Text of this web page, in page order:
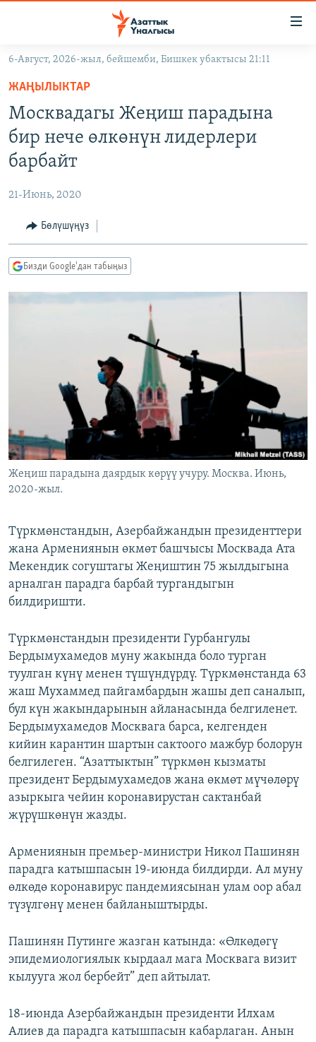
Навигацияга
өтүңүз
Издөөгө
салыңыз
САЯСАТ
МАДАНИЯТ
ДҮЙНӨ
ДҮЙНӨ
УКРАИНА
ТВ ПРОГРАММАЛАР
БҮГҮН АЗАТТЫКТА
ДАНИСТЕ
ЫҢГАЙСЫЗ СУРООЛОР
ПОДКАСТ
Русский
ЭЕ/АРнун бардык сайттары
6-Август, 2026-жыл, бейшемби, Бишкек убактысы 21:11
ЖАҢЫЛЫКТАР
Москвадагы Жеңиш парадына
бир нече өлкөнүн лидерлери
барбайт
21-Июнь, 2020
Бөлүшүңүз
Бизди Google'дан табыңыз
Жеңиш парадына даярдык көрүү учуру. Москва. Июнь,
2020-жыл.
Түркмөнстандын, Азербайжандын президенттери
жана Армениянын өкмөт башчысы Москвада Ата
Мекендик согуштагы Жеңиштин 75 жылдыгына
арналган парадга барбай тургандыгын
билдиришти.
Түркмөнстандын президенти Гурбангулы
Бердымухамедов муну жакында боло турган
туулган күнү менен түшүндүрдү. Түркмөнстанда 63
жаш Мухаммед пайгамбардын жашы деп саналып,
бул күн жакындарынын айланасында белгиленет.
Бердымухамедов Москвага барса, келгенден
кийин карантин шартын сактоого мажбур болорун
белгилеген. “Азаттыктын” түркмөн кызматы
президент Бердымухамедов жана өкмөт мүчөлөрү
азыркыга чейин коронавирустан сактанбай
жүрүшкөнүн жазды.
Армениянын премьер-министри Никол Пашинян
парадга катышпасын 19-июнда билдирди. Ал муну
өлкөдө коронавирус пандемиясынан улам оор абал
түзүлгөнү менен байланыштырды.
Пашинян Путинге жазган катында: «Өлкөдөгү
эпидемиологиялык кырдаал мага Москвага визит
кылууга жол бербейт” деп айтылат.
18-июнда Азербайжандын президенти Илхам
Алиев да парадга катышпасын кабарлаган. Анын